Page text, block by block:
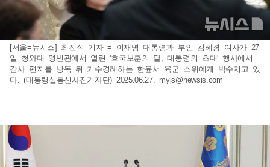
[서울=뉴시스] 최진석 기자 = 이재명 대통령과 부인 김혜경 여사가 27
일 청와대 영빈관에서 열린 '호국보훈의 달, 대통령의 초대' 행사에서
감사 편지를 낭독 뒤 거수경례하는 한윤서 육군 소위에게 박수치고 있
다. (대통령실통신사진기자단) 2025.06.27. myjs@newsis.com